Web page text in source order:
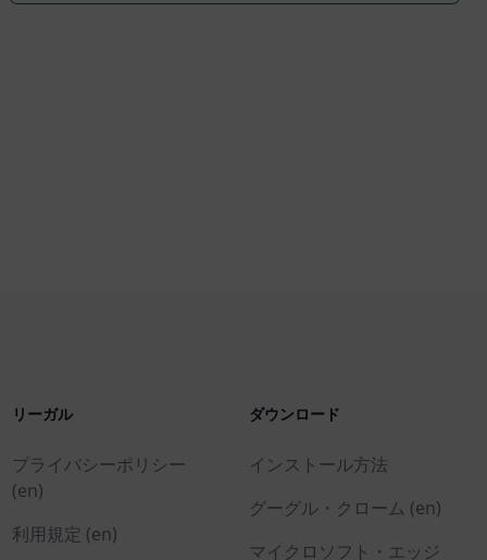
リーガル
プライバシーポリシー
(en)
利用規定 (en)
ダウンロード
インストール方法
グーグル・クローム (en)
マイクロソフト・エッジ